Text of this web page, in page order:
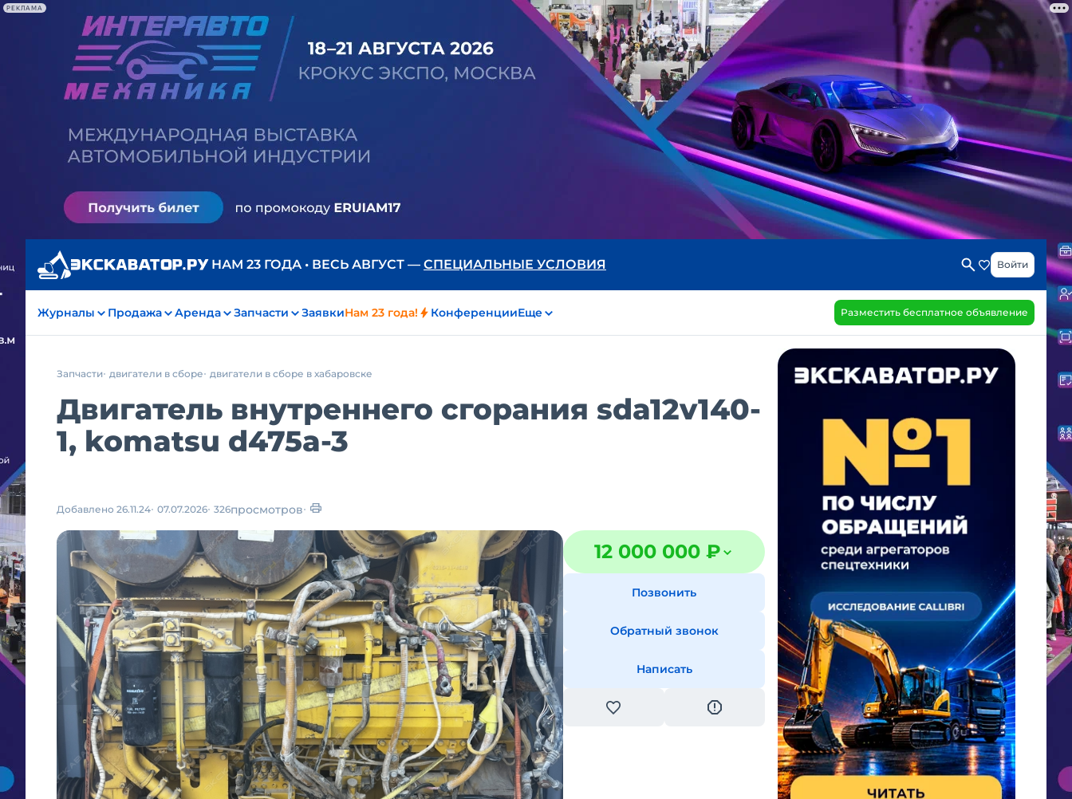
РЕКЛАМА
НАМ 23 ГОДА • ВЕСЬ АВГУСТ — СПЕЦИАЛЬНЫЕ УСЛОВИЯ Войти
Журналы Продажа Аренда Запчасти ЗаявкиНам 23 года! КонференцииЕще Разместить бесплатное объявление
Запчасти двигатели в сборе двигатели в сборе в хабаровске
Двигатель внутреннего сгорания sda12v140-
1, komatsu d475a-3
Добавлено 26.11.24 07.07.2026 326просмотров
12 000 000 ₽
Позвонить
Обратный звонок
Написать